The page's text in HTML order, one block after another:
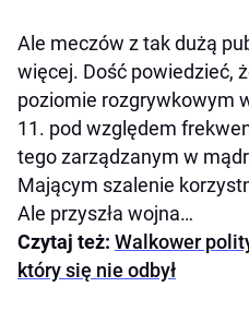
Ale meczów z tak dużą
więcej. Dość powiedzieć,
poziomie rozgrywkowym
11. pod względem
tego zarządzanym w
Mającym szalenie
Ale przyszła wojna…
Czytaj też: Walkower
który się nie odbył